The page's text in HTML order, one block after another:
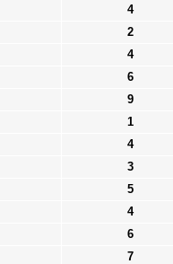
4
2
4
6
9
1
4
3
5
4
6
7